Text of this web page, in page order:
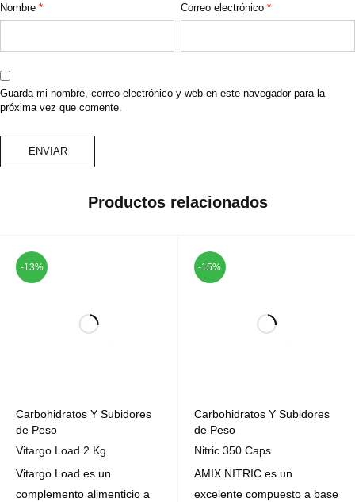
Nombre * Correo electrónico*
Guarda mi nombre, correo electrónico y web en este navegador para la
próxima vez que comente.
Productos relacionados
-13%
Carbohidratos Y Subidores
de Peso
Vitargo Load 2 Kg
Vitargo Load es un
complemento alimenticio a
-15%
Carbohidratos Y Subidores
de Peso
Nitric 350 Caps
AMIX NITRIC es un
excelente compuesto a base